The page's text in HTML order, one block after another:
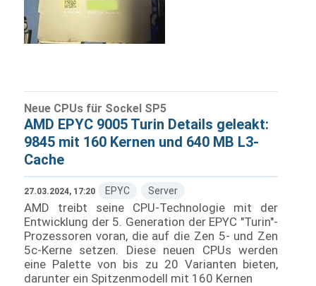
Neue CPUs für Sockel SP5
AMD EPYC 9005 Turin Details geleakt:
9845 mit 160 Kernen und 640 MB L3-
Cache
27.03.2024, 17:20 EPYC Server
AMD treibt seine CPU-Technologie mit der
Entwicklung der 5. Generation der EPYC "Turin"-
Prozessoren voran, die auf die Zen 5- und Zen
5c-Kerne setzen. Diese neuen CPUs werden
eine Palette von bis zu 20 Varianten bieten,
darunter ein Spitzenmodell mit 160 Kernen